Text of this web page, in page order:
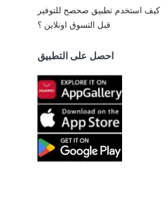
كيف استخدم تطبيق صحصح للتوفير
قبل التسوق اونلاين ؟
احصل على التطبيق